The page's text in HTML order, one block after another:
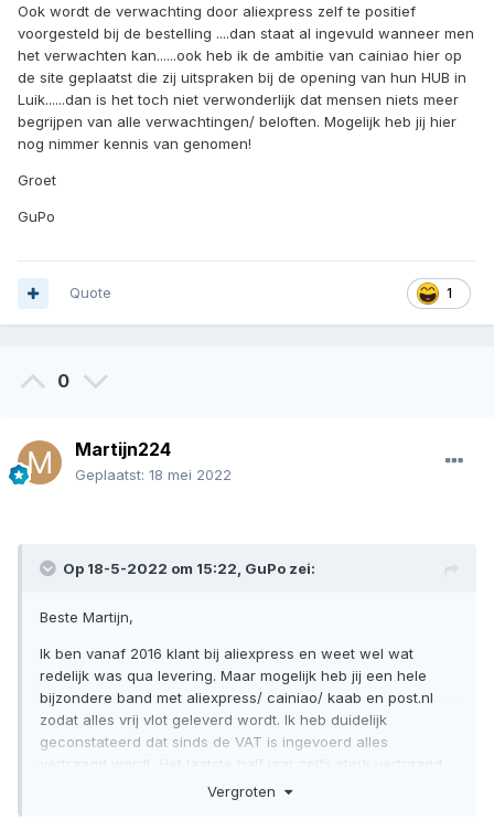
Ook wordt de verwachting door aliexpress zelf te positief
voorgesteld bij de bestelling ....dan staat al ingevuld wanneer men
het verwachten kan......ook heb ik de ambitie van cainiao hier op
de site geplaatst die zij uitspraken bij de opening van hun HUB in
Luik......dan is het toch niet verwonderlijk dat mensen niets meer
begrijpen van alle verwachtingen/ beloften. Mogelijk heb jij hier
nog nimmer kennis van genomen!
Groet
GuPo
1
Quote
0
Martijn224
Geplaatst: 18 mei 2022
Op 18-5-2022 om 15:22, GuPo zei:
Beste Martijn,
Ik ben vanaf 2016 klant bij aliexpress en weet wel wat
redelijk was qua levering. Maar mogelijk heb jij een hele
bijzondere band met aliexpress/ cainiao/ kaab en post.nl
zodat alles vrij vlot geleverd wordt. Ik heb duidelijk
geconstateerd dat sinds de VAT is ingevoerd alles
vertraagd wordt. Het laatste half jaar zelfs sterk vertraagd
en in een aantal gevallen zelfs niets meer binnenkomt. Ook
Vergroten